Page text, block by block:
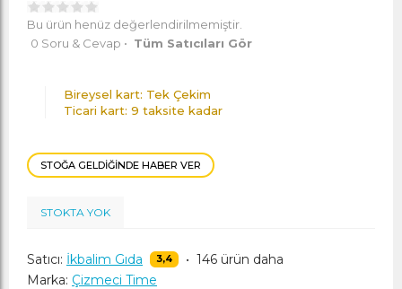
Bu ürün henüz değerlendirilmemiştir.
0 Soru & Cevap • Tüm Satıcıları Gör
Bireysel kart: Tek Çekim
Ticari kart: 9 taksite kadar
STOKTA YOK
STOĞA GELDIĞINDE HABER VER
Satıcı: İkbalim Gıda 3,4 • 146 ürün daha
Marka: Çizmeci Time